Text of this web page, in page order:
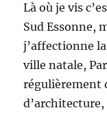
Là où je vis
Sud Essonne,
j’affectionne
ville natale,
régulièrement